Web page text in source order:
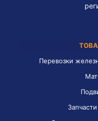
Перевозки